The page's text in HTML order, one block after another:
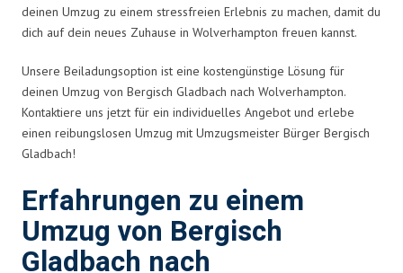
deinen Umzug zu einem stressfreien Erlebnis zu machen, damit du
dich auf dein neues Zuhause in Wolverhampton freuen kannst.
Unsere Beiladungsoption ist eine kostengünstige Lösung für
deinen Umzug von Bergisch Gladbach nach Wolverhampton.
Kontaktiere uns jetzt für ein individuelles Angebot und erlebe
einen reibungslosen Umzug mit Umzugsmeister Bürger Bergisch
Gladbach!
Erfahrungen zu einem
Umzug von Bergisch
Gladbach nach